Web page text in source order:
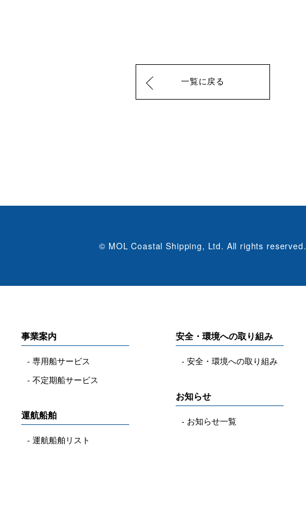
一覧に戻る
© MOL Coastal Shipping, Ltd. All rights reserved.
事業案内
専用船サービス
不定期船サービス
運航船舶
運航船舶リスト
安全・環境への取り組み
安全・環境への取り組み
お知らせ
お知らせ一覧